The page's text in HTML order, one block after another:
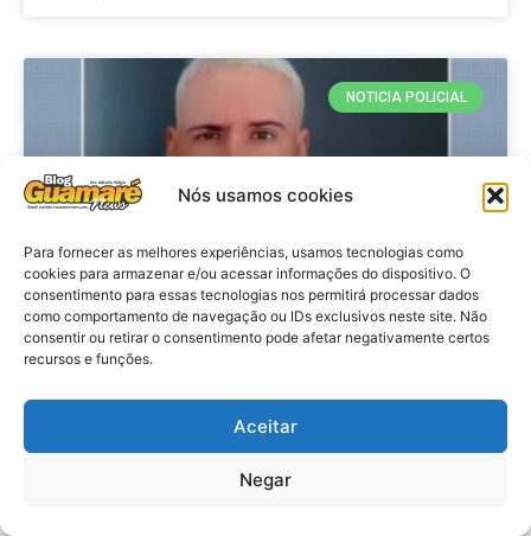
Nós usamos cookies
Para fornecer as melhores experiências, usamos tecnologias como
cookies para armazenar e/ou acessar informações do dispositivo. O
consentimento para essas tecnologias nos permitirá processar dados
como comportamento de navegação ou IDs exclusivos neste site. Não
consentir ou retirar o consentimento pode afetar negativamente certos
recursos e funções.
Aceitar
Negar
NOTICIA POLICIAL
Policia: Suspeito de matar homem
em hotel de João Pessoa se
apresenta à polícia em Caicó